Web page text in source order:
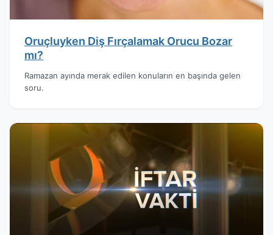
Oruçluyken Diş Fırçalamak Orucu Bozar
mı?
Ramazan ayında merak edilen konuların en başında gelen
soru.